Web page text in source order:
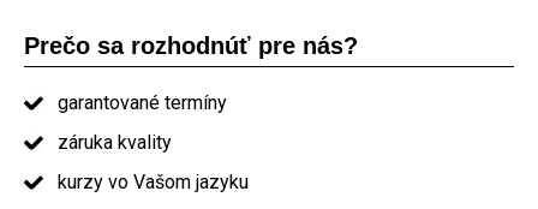
Prečo sa rozhodnúť pre nás?
garantované termíny
záruka kvality
kurzy vo Vašom jazyku